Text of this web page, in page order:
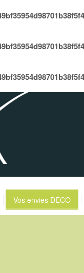
Vos envies DECO